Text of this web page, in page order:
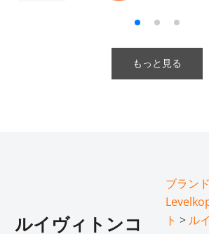
もっと見る
ルイヴィトンコ
ブラン
ト > ル